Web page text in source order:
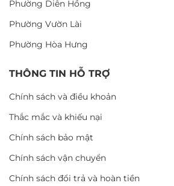
Phường Diên Hồng
Phường Vườn Lài
Phường Hòa Hưng
THÔNG TIN HỖ TRỢ
Chính sách và điều khoản
Thắc mắc và khiếu nại
Chính sách bảo mật
Chính sách vận chuyển
Chính sách đổi trả và hoàn tiền